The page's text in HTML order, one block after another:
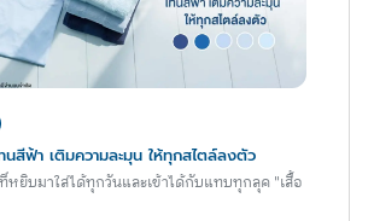
สีฟ้า เติมความละมุน ให้ทุกสไตล์ลงตัว
ยิบมาใส่ได้ทุกวันและเข้าได้กับแทบทุกลุค "เสื้อ